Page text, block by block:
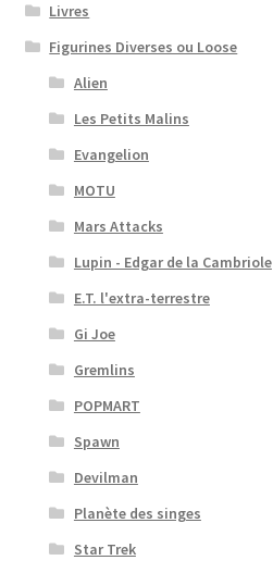
Livres
Figurines Diverses ou Loose
Alien
Les Petits Malins
Evangelion
MOTU
Mars Attacks
Lupin - Edgar de la Cambriole
E.T. l'extra-terrestre
Gi Joe
Gremlins
POPMART
Spawn
Devilman
Planète des singes
Star Trek